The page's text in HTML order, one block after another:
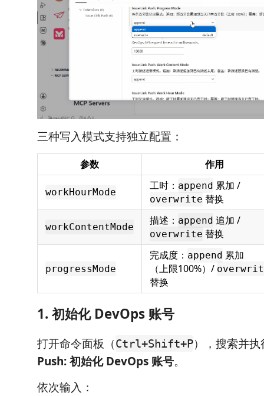
三种写入模式支持独立配置：
参数 作用
workHourMode
工时： append 累加 /
overwrite 替换
workContentMode
描述： append 追加 /
overwrite 替换
progressMode
完成度： append 累加
（上限100%）/
替换
1. 初始化 DevOps 账号
打开命令面板（Ctrl+Shift+P），搜索并
Push: 初始化 DevOps 账号。
依次输入：